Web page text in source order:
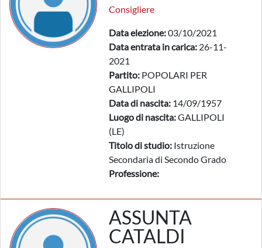
Consigliere
Data elezione:03/10/2021
Data entrata in carica: 26-11-
2021
Partito: POPOLARI PER
GALLIPOLI
Data di nascita: 14/09/1957
Luogo di nascita:GALLIPOLI
(LE)
Titolo di studio: Istruzione
Secondaria di Secondo Grado
Professione:
ASSUNTA
CATALDI